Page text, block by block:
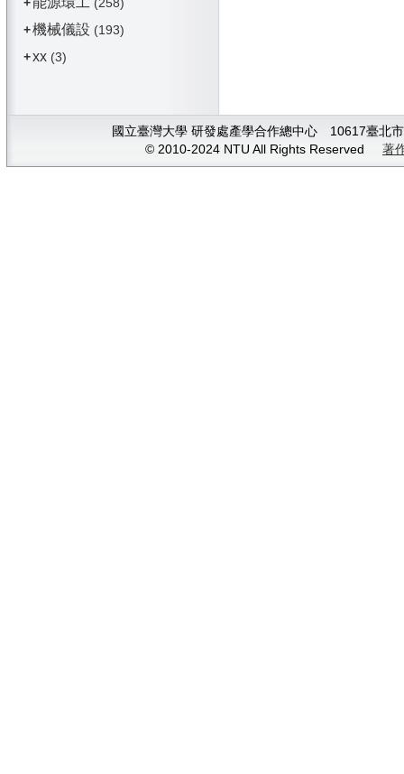
+機械儀設 (193)
+xx(3)
國立臺灣大學 研發處產學合作總中心 10617臺
© 2010-2024 NTU All Rights Reserved 著